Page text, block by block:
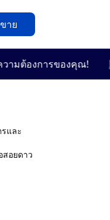
ขาย
องการของคุณ! 🛍️
และ
สอยดาว